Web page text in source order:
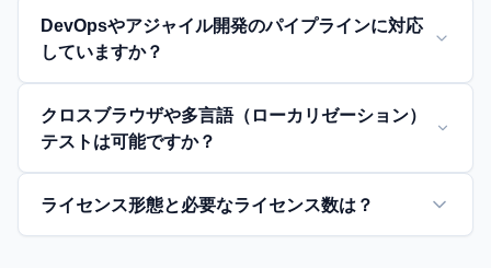
DevOpsやアジャイル開発のパイプラインに対応
していますか？
クロスブラウザや多言語（ローカリゼーション）
テストは可能ですか？
ライセンス形態と必要なライセンス数は？